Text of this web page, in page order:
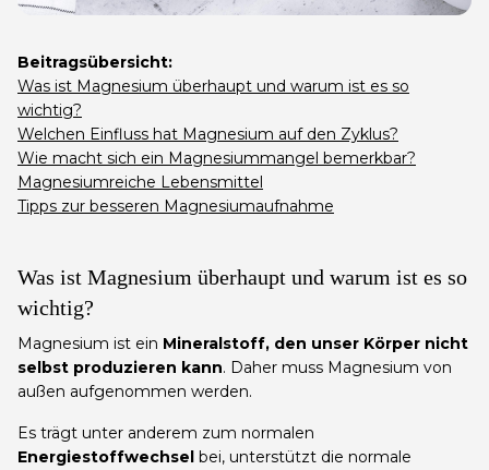
Beitragsübersicht:
Was ist Magnesium überhaupt und warum ist es so
wichtig?
Welchen Einfluss hat Magnesium auf den Zyklus?
Wie macht sich ein Magnesiummangel bemerkbar?
Magnesiumreiche Lebensmittel
Tipps zur besseren Magnesiumaufnahme
Was ist Magnesium überhaupt und warum ist es so
wichtig?
Magnesium ist ein Mineralstoff, den unser Körper nicht
selbst produzieren kann. Daher muss Magnesium von
außen aufgenommen werden.
Es trägt unter anderem zum normalen
Energiestoffwechsel bei, unterstützt die normale